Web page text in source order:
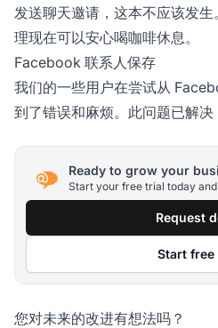
发送聊天邀请，这本不应该发
理现在可以安心喝咖啡休息。
Facebook 联系人保存
我们的一些用户在尝试从
到了错误和麻烦。此问题已解决
Ready to grow your
Start your free trial today
Request
Start free
您对未来的改进有想法吗？